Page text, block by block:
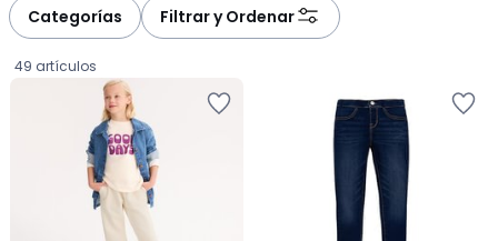
Categorías Filtrar y Ordenar
49 artículos